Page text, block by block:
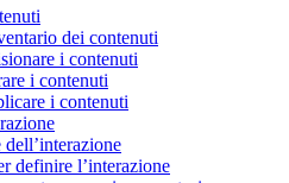
dei contenuti
i contenuti
i contenuti
i contenuti
definire l’interazione